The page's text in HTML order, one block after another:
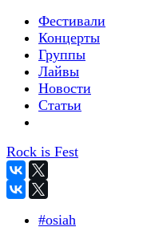
Фестивали
Концерты
Группы
Лайвы
Новости
Статьи
Rock is Fest
#osiah